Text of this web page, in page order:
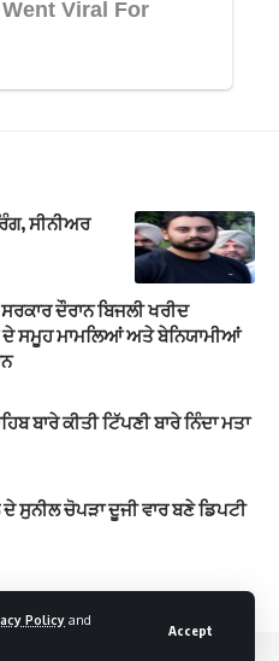
Policy and
Accept
ਸੀਨੀਅਰ
ਦੌਰਾਨ ਬਿਜਲੀ ਖਰੀਦ
ਦੇ ਸਮੂਹ ਮਾਮਲਿਆਂ ਅਤੇ ਬੇਨਿਯਾਮੀਆਂ
ਬਾਰੇ ਕੀਤੀ ਟਿੱਪਣੀ ਬਾਰੇ ਨਿੰਦਾ ਮਤਾ
ਸੁਨੀਲ ਚੋਪੜਾ ਦੂਜੀ ਵਾਰ ਬਣੇ ਡਿਪਟੀ